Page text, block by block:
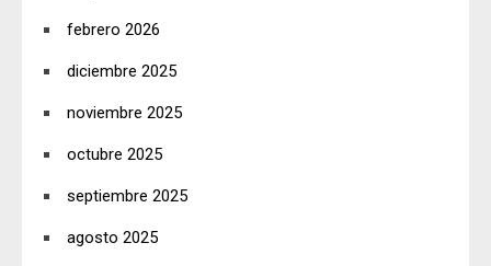
febrero 2026
diciembre 2025
noviembre 2025
octubre 2025
septiembre 2025
agosto 2025